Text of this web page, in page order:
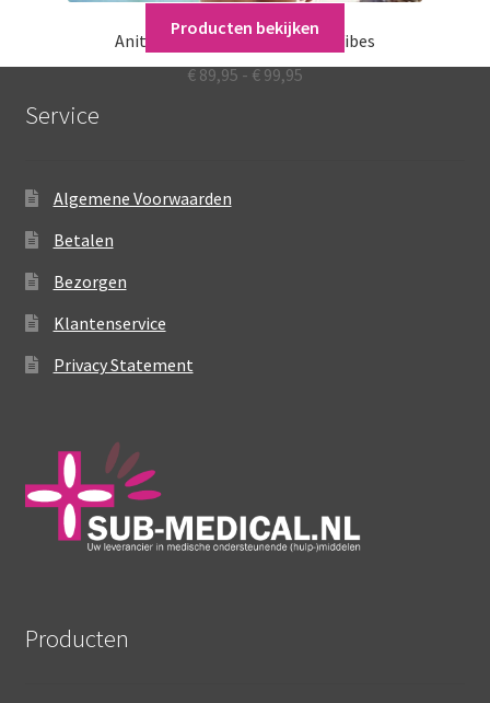
Anita Care Badmode Tropical Vibes
€89,95-€99,95Prijsklasse:
Producten bekijken
Service
Algemene Voorwaarden
Betalen
Bezorgen
Klantenservice
Privacy Statement
Producten